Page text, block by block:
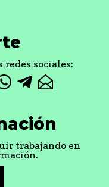
sociales:
trabajando en